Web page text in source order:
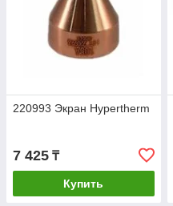
220993 Экран Hypertherm
7 425 ₸
Купить